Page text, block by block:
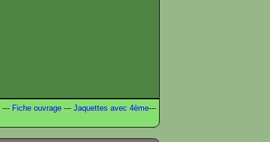
---Fiche ouvrage--- Jaquettes avec 4ème---